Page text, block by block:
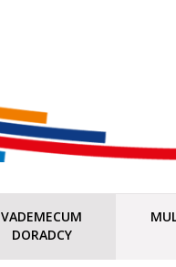
VADEMECUM
DORADCY